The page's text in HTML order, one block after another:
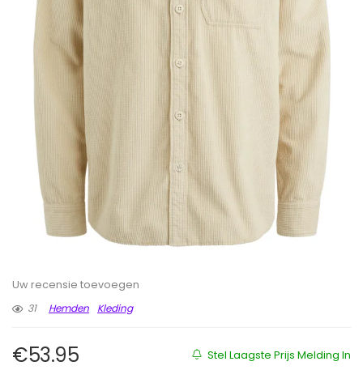
Uw recensie toevoegen
31
Hemden Kleding
Stel Laagste Prijs Melding In
€53.95